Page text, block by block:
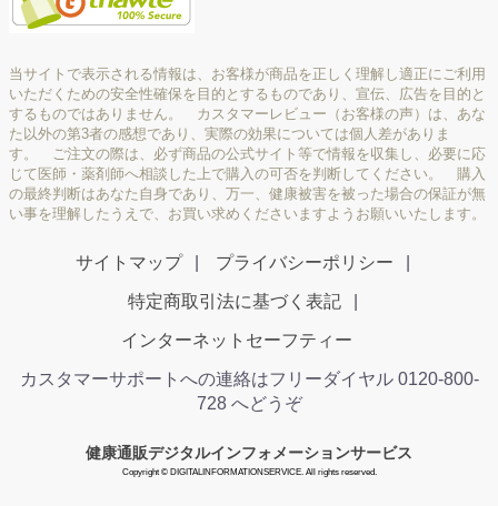
当サイトで表示される情報は、お客様が商品を正しく理解し適正にご利用
いただくための安全性確保を目的とするものであり、宣伝、広告を目的と
するものではありません。 カスタマーレビュー（お客様の声）は、あな
た以外の第3者の感想であり、実際の効果については個人差がありま
す。 ご注文の際は、必ず商品の公式サイト等で情報を収集し、必要に応
じて医師・薬剤師へ相談した上で購入の可否を判断してください。 購入
の最終判断はあなた自身であり、万一、健康被害を被った場合の保証が無
い事を理解したうえで、お買い求めくださいますようお願いいたします。
サイトマップ プライバシーポリシー
特定商取引法に基づく表記
インターネットセーフティー
カスタマーサポートへの連絡はフリーダイヤル 0120-800-
728 へどうぞ
健康通販デジタルインフォメーションサービス
Copyright © DIGITALINFORMATIONSERVICE. All rights reserved.